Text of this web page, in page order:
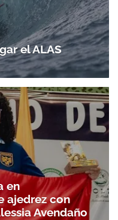
el ALAS
en
ajedrez con
Avendaño